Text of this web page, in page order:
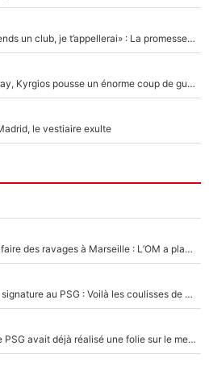
Mercato - OM - «Dès que je prends un club, je t’appellerai» : La promesse de Marcelino au moment de claquer la porte
Victime de racisme contre Murray, Kyrgios pousse un énorme coup de gueule !
le vestiaire exulte
La crise financière continue de faire des ravages à Marseille : L’OM a placé 12 joueurs sur le marché des transferts… et ça pourrait lui rapporter près de 100M€ !
Maghnes Akliouche raconte sa signature au PSG : Voilà les coulisses de son transfert de rêve à 50M€
250M€ pour signer une star : Le PSG avait déjà réalisé une folie sur le mercato bien avant Neymar !